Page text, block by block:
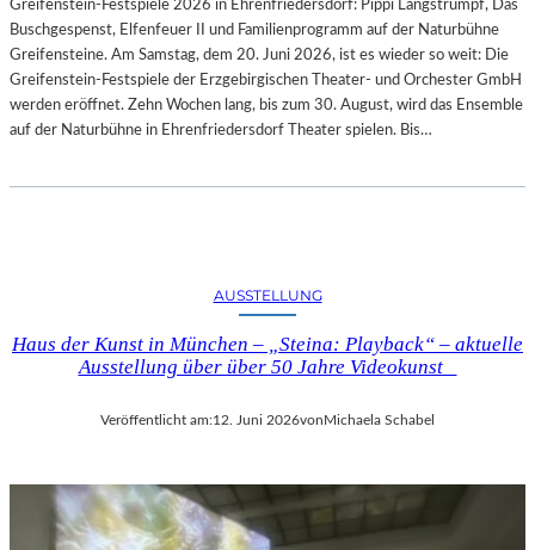
U
R
-
B
L
Greifenstein-Festspiele 2026 in Ehrenfriedersdorf: Pippi Langstrumpf, Das
Buschgespenst, Elfenfeuer II und Familienprogramm auf der Naturbühne
Greifensteine. Am Samstag, dem 20. Juni 2026, ist es wieder so weit: Die
Greifenstein-Festspiele der Erzgebirgischen Theater- und Orchester GmbH
werden eröffnet. Zehn Wochen lang, bis zum 30. August, wird das Ensemble
auf der Naturbühne in Ehrenfriedersdorf Theater spielen. Bis…
AUSSTELLUNG
Haus der Kunst in München – „Steina: Playback“ – aktuelle
Ausstellung über über 50 Jahre Videokunst
Veröffentlicht am:12. Juni 2026vonMichaela Schabel